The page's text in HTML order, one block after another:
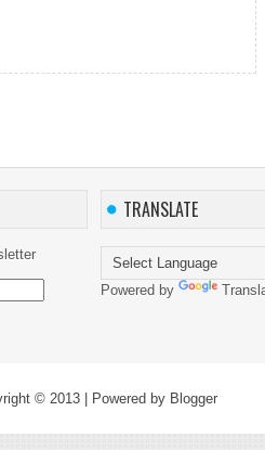
TRANSLATE
Powered by
© 2013 | Powered by Blogger